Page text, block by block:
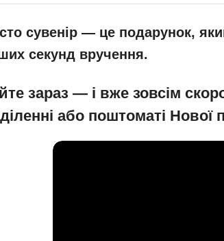
сувенір — це подарунок,
секунд вручення.
зараз — і вже зовсім
або поштоматі Нової